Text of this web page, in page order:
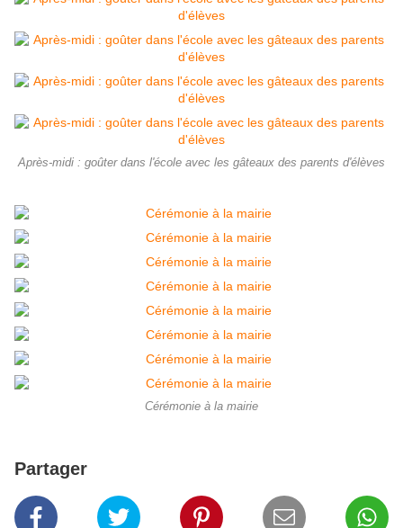
Après-midi : goûter dans l'école avec les gâteaux des parents d'élèves
Cérémonie à la mairie
Partager